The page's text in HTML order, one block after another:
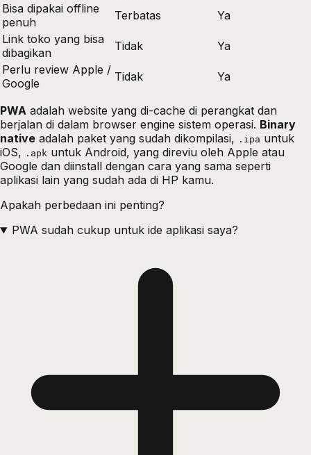
Bisa dipakai offline
penuh
Terbatas
Ya
Link toko yang bisa
dibagikan
Tidak
Ya
Perlu review Apple /
Google
Tidak Ya
PWA adalah website yang di-cache di perangkat dan
berjalan di dalam browser engine sistem operasi. Binary
native adalah paket yang sudah dikompilasi, .ipa untuk
iOS, .apk untuk Android, yang direviu oleh Apple atau
Google dan diinstall dengan cara yang sama seperti
aplikasi lain yang sudah ada di HP kamu.
Apakah perbedaan ini penting?
PWA sudah cukup untuk ide aplikasi saya?